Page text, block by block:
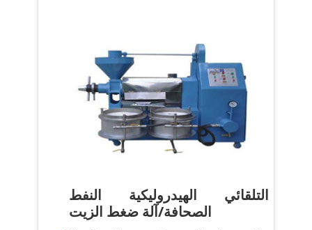
التلقائي الهيدروليكية النفط
الصحافة/آلة ضغط الزيت